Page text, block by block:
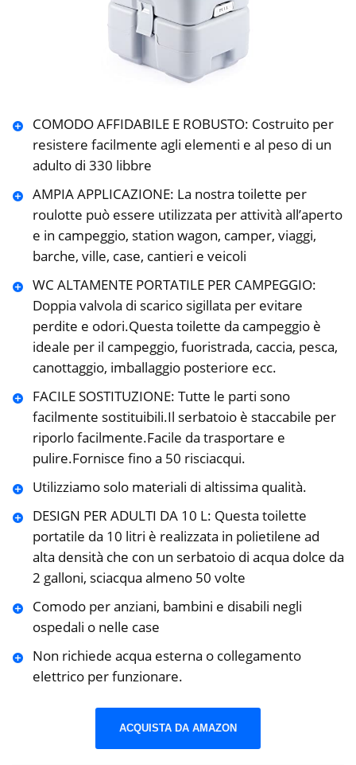
COMODO AFFIDABILE E ROBUSTO: Costruito per
resistere facilmente agli elementi e al peso di un
adulto di 330 libbre
AMPIA APPLICAZIONE: La nostra toilette per
roulotte può essere utilizzata per attività all’aperto
e in campeggio, station wagon, camper, viaggi,
barche, ville, case, cantieri e veicoli
WC ALTAMENTE PORTATILE PER CAMPEGGIO:
Doppia valvola di scarico sigillata per evitare
perdite e odori.Questa toilette da campeggio è
ideale per il campeggio, fuoristrada, caccia, pesca,
canottaggio, imballaggio posteriore ecc.
FACILE SOSTITUZIONE: Tutte le parti sono
facilmente sostituibili.Il serbatoio è staccabile per
riporlo facilmente.Facile da trasportare e
pulire.Fornisce fino a 50 risciacqui.
Utilizziamo solo materiali di altissima qualità.
DESIGN PER ADULTI DA 10 L: Questa toilette
portatile da 10 litri è realizzata in polietilene ad
alta densità che con un serbatoio di acqua dolce da
2 galloni, sciacqua almeno 50 volte
Comodo per anziani, bambini e disabili negli
ospedali o nelle case
Non richiede acqua esterna o collegamento
elettrico per funzionare.
ACQUISTA DA AMAZON